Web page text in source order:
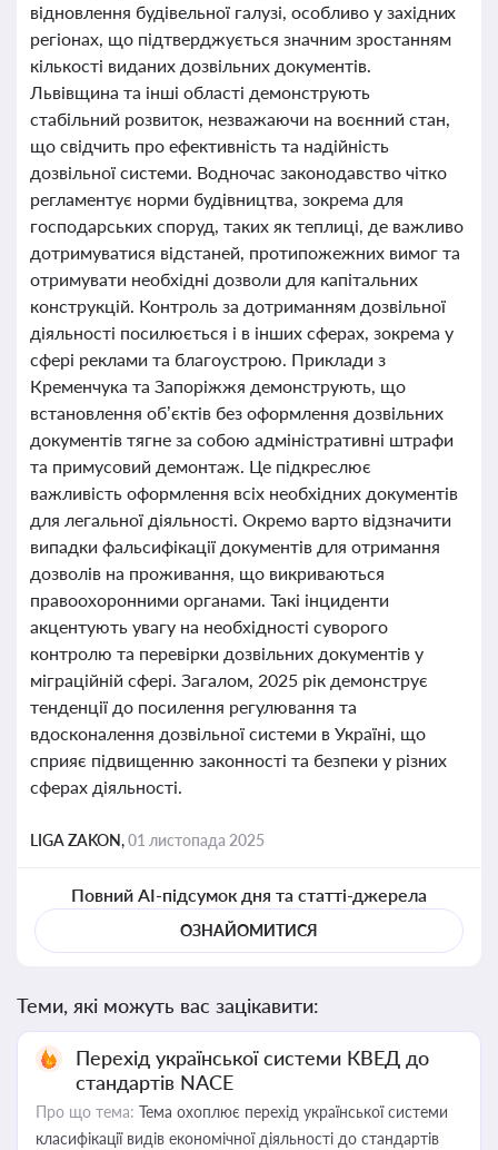
відновлення будівельної галузі, особливо у західних
регіонах, що підтверджується значним зростанням
кількості виданих дозвільних документів.
Львівщина та інші області демонструють
стабільний розвиток, незважаючи на воєнний стан,
що свідчить про ефективність та надійність
дозвільної системи. Водночас законодавство чітко
регламентує норми будівництва, зокрема для
господарських споруд, таких як теплиці, де важливо
дотримуватися відстаней, протипожежних вимог та
отримувати необхідні дозволи для капітальних
конструкцій. Контроль за дотриманням дозвільної
діяльності посилюється і в інших сферах, зокрема у
сфері реклами та благоустрою. Приклади з
Кременчука та Запоріжжя демонструють, що
встановлення об’єктів без оформлення дозвільних
документів тягне за собою адміністративні штрафи
та примусовий демонтаж. Це підкреслює
важливість оформлення всіх необхідних документів
для легальної діяльності. Окремо варто відзначити
випадки фальсифікації документів для отримання
дозволів на проживання, що викриваються
правоохоронними органами. Такі інциденти
акцентують увагу на необхідності суворого
контролю та перевірки дозвільних документів у
міграційній сфері. Загалом, 2025 рік демонструє
тенденції до посилення регулювання та
вдосконалення дозвільної системи в Україні, що
сприяє підвищенню законності та безпеки у різних
сферах діяльності.
LIGA ZAKON,01 листопада 2025
Повний AI-підсумок дня та статті-джерела
ОЗНАЙОМИТИСЯ
Теми, які можуть вас зацікавити:
Перехід української системи КВЕД до
стандартів NACE
Про що тема: Тема охоплює перехід української системи
класифікації видів економічної діяльності до стандартів